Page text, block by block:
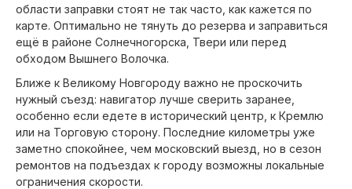
области заправки стоят не так часто, как кажется по
карте. Оптимально не тянуть до резерва и заправиться
ещё в районе Солнечногорска, Твери или перед
обходом Вышнего Волочка.
Ближе к Великому Новгороду важно не проскочить
нужный съезд: навигатор лучше сверить заранее,
особенно если едете в исторический центр, к Кремлю
или на Торговую сторону. Последние километры уже
заметно спокойнее, чем московский выезд, но в сезон
ремонтов на подъездах к городу возможны локальные
ограничения скорости.